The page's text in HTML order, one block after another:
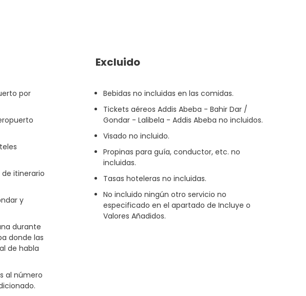
por
itinerario
y
durante
donde las
de habla
al número
Excluido
Bebidas no incluidas en las comidas.
Tickets aéreos Addis Abeba - Bahir Dar /
Gondar - Lalibela - Addis Abeba no incluidos.
Visado no incluido.
Propinas para guía, conductor, etc. no
incluidas.
Tasas hoteleras no incluidas.
No incluido ningún otro servicio no
especificado en el apartado de Incluye o
Valores Añadidos.